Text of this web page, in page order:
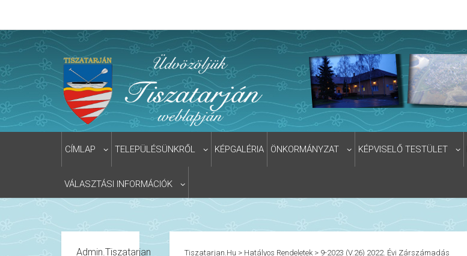
CÍMLAP TELEPÜLÉSÜNKRŐL KÉPGALÉRIA ÖNKORMÁNYZAT KÉPVISELŐ TESTÜLET
VÁLASZTÁSI INFORMÁCIÓK
Admin.tiszatarjan Tiszatarjan.hu > Hatályos Rendeletek> 9-2023 (V.26) 2022. Évi Zárszámadás